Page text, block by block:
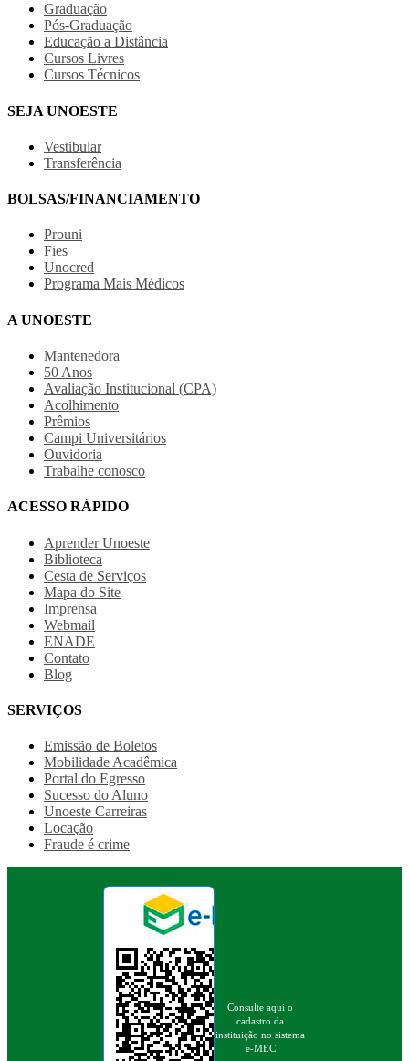
Graduação
Pós-Graduação
Educação a Distância
Cursos Livres
Cursos Técnicos
SEJA UNOESTE
Vestibular
Transferência
BOLSAS/FINANCIAMENTO
Prouni
Fies
Unocred
Programa Mais Médicos
A UNOESTE
Mantenedora
50 Anos
Avaliação Institucional (CPA)
Acolhimento
Prêmios
Campi Universitários
Ouvidoria
Trabalhe conosco
ACESSO RÁPIDO
Aprender Unoeste
Biblioteca
Cesta de Serviços
Mapa do Site
Imprensa
Webmail
ENADE
Contato
Blog
SERVIÇOS
Emissão de Boletos
Mobilidade Acadêmica
Portal do Egresso
Sucesso do Aluno
Unoeste Carreiras
Locação
Fraude é crime
Consulte aqui o
cadastro da
instituição no sistema
e-MEC